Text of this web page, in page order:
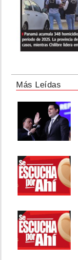
Más Leídas